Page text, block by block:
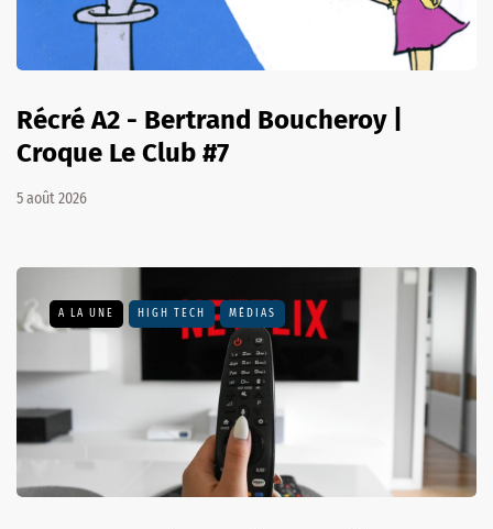
Récré A2 - Bertrand Boucheroy |
Croque Le Club #7
5 août 2026
A LA UNE HIGH TECH MÉDIAS